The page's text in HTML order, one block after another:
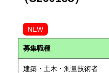
NEW
募集職種
建築・土木・測量技術者